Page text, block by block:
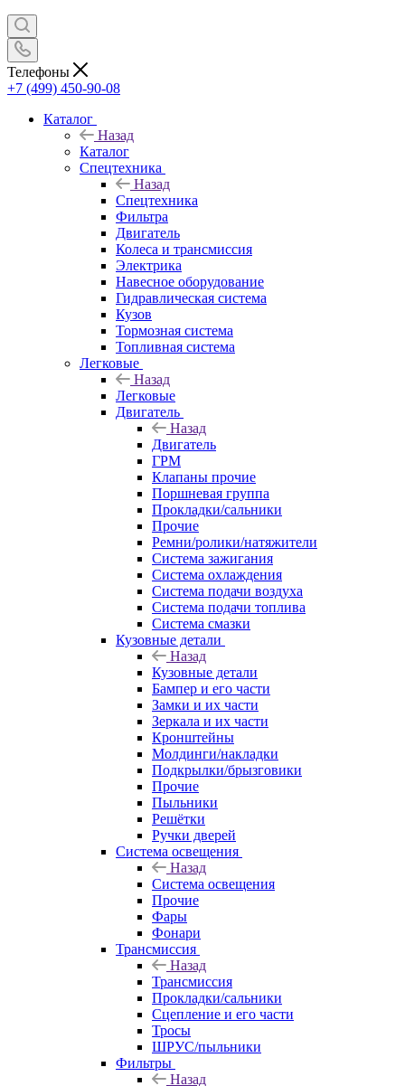
Телефоны
+7 (499) 450-90-08
Каталог
Назад
Каталог
Спецтехника
Назад
Спецтехника
Фильтра
Двигатель
Колеса и трансмиссия
Электрика
Навесное оборудование
Гидравлическая система
Кузов
Тормозная система
Топливная система
Легковые
Назад
Легковые
Двигатель
Назад
Двигатель
ГРМ
Клапаны прочие
Поршневая группа
Прокладки/сальники
Прочие
Ремни/ролики/натяжители
Система зажигания
Система охлаждения
Система подачи воздуха
Система подачи топлива
Система смазки
Кузовные детали
Назад
Кузовные детали
Бампер и его части
Замки и их части
Зеркала и их части
Кронштейны
Молдинги/накладки
Подкрылки/брызговики
Прочие
Пыльники
Решётки
Ручки дверей
Система освещения
Назад
Система освещения
Прочие
Фары
Фонари
Трансмиссия
Назад
Трансмиссия
Прокладки/сальники
Сцепление и его части
Тросы
ШРУС/пыльники
Фильтры
Назад